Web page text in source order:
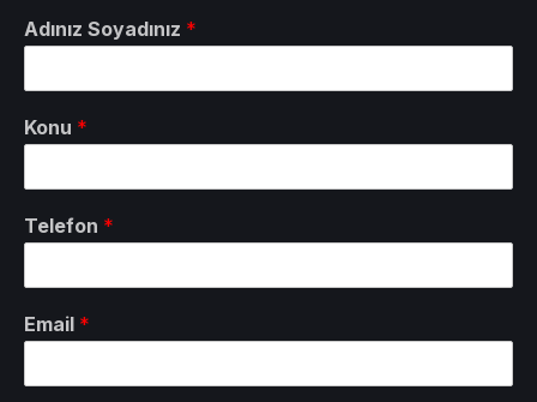
Adınız Soyadınız *
Konu *
Telefon *
Email *